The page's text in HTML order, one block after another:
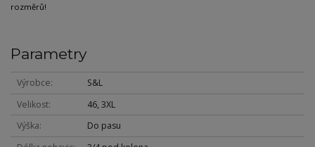
rozměrů!
Parametry
Výrobce
S&L
Velikost
46, 3XL
Výška
Do pasu